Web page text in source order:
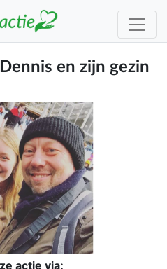
en zijn gezin
actie via: